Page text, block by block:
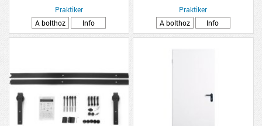
Praktiker
A bolthoz
Info
Praktiker
A bolthoz
Info